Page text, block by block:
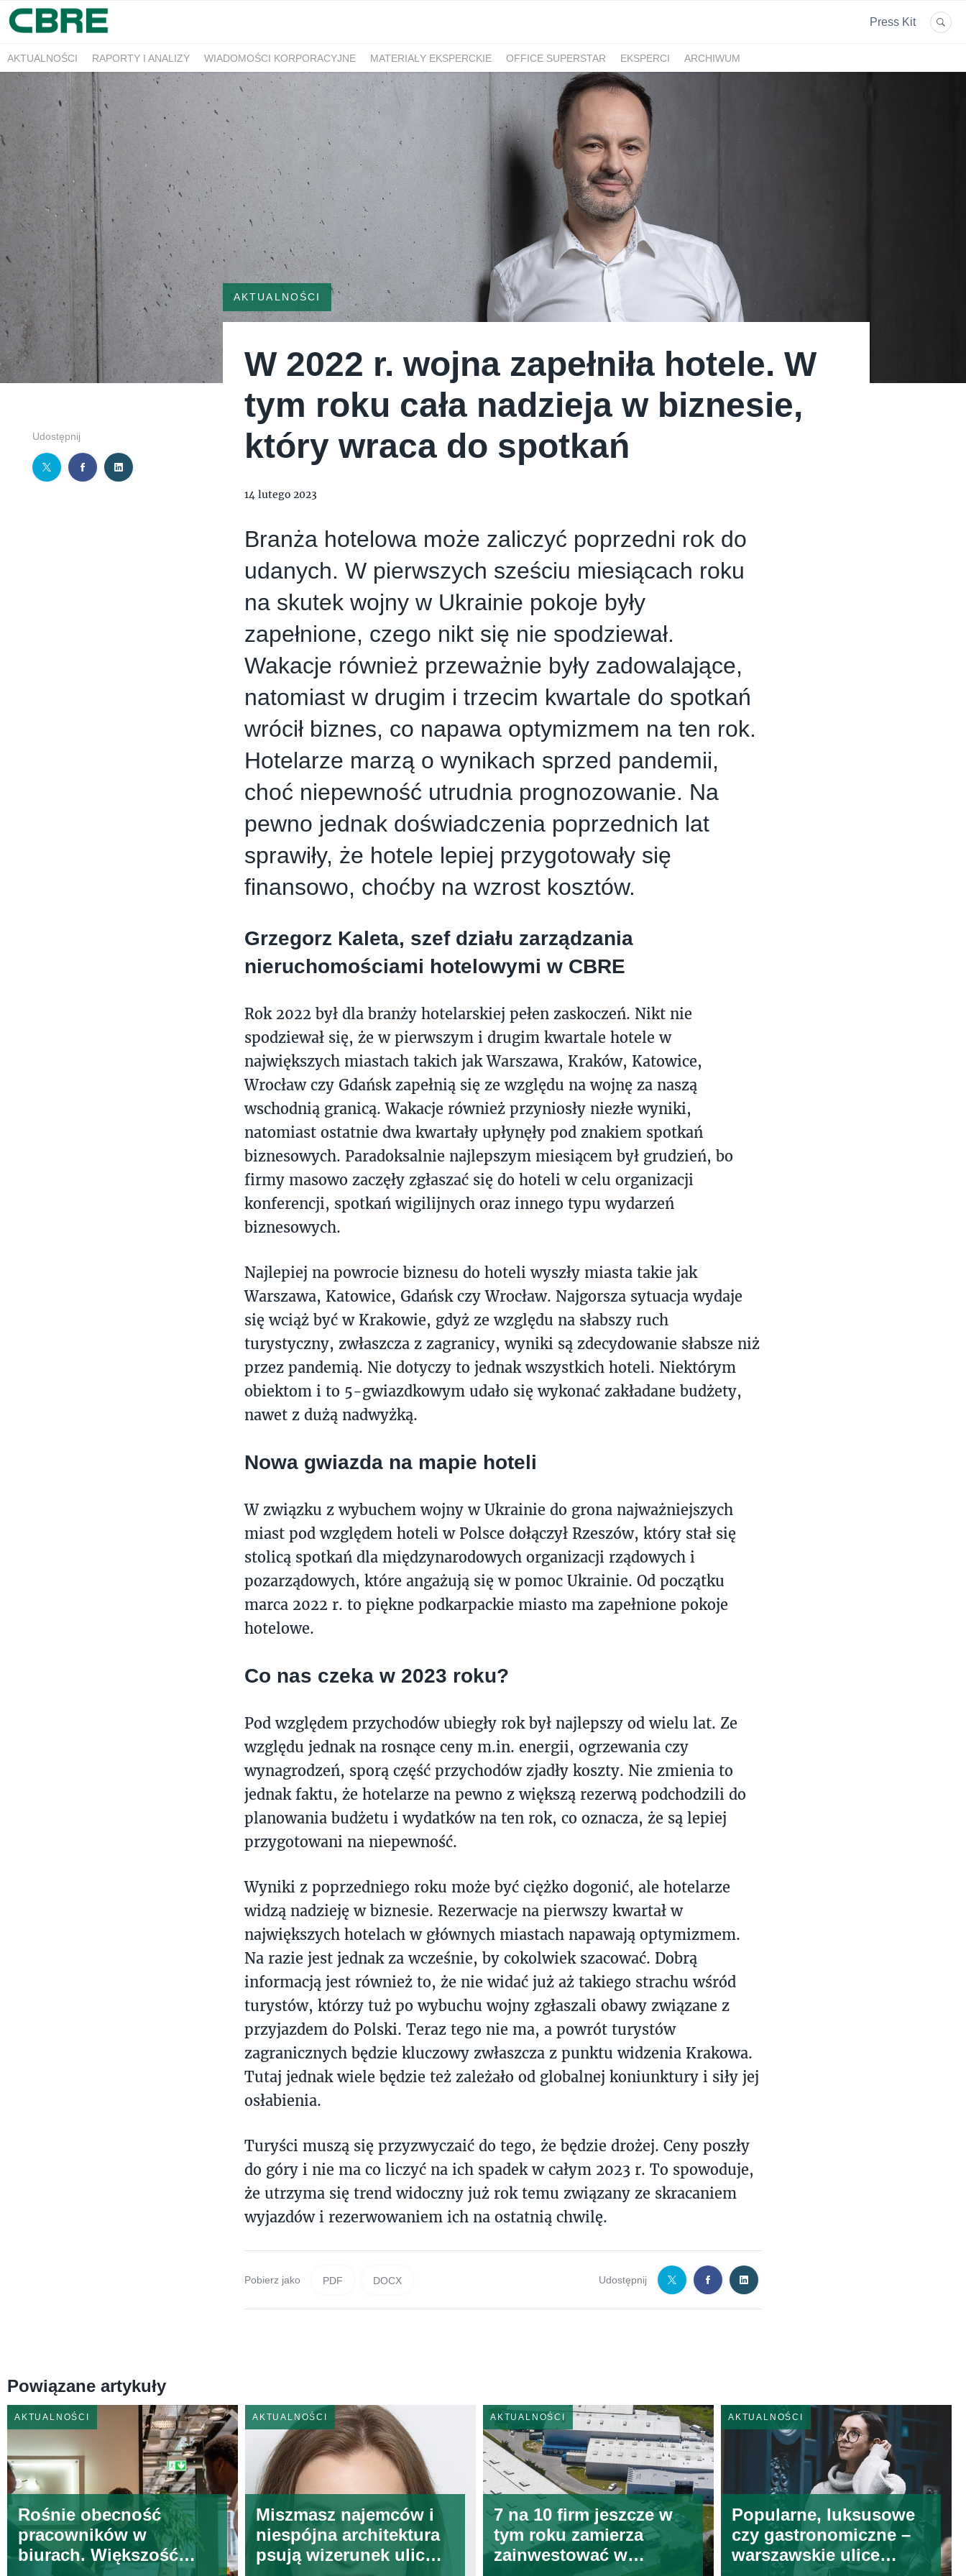
Press Kit
AKTUALNOŚCI RAPORTY I ANALIZY WIADOMOŚCI KORPORACYJNE MATERIAŁY EKSPERCKIE OFFICE SUPERSTAR EKSPERCI ARCHIWUM
Udostępnij
AKTUALNOŚCI
W 2022 r. wojna zapełniła hotele. W
tym roku cała nadzieja w biznesie,
który wraca do spotkań
14 lutego 2023
Branża hotelowa może zaliczyć poprzedni rok do
udanych. W pierwszych sześciu miesiącach roku
na skutek wojny w Ukrainie pokoje były
zapełnione, czego nikt się nie spodziewał.
Wakacje również przeważnie były zadowalające,
natomiast w drugim i trzecim kwartale do spotkań
wrócił biznes, co napawa optymizmem na ten rok.
Hotelarze marzą o wynikach sprzed pandemii,
choć niepewność utrudnia prognozowanie. Na
pewno jednak doświadczenia poprzednich lat
sprawiły, że hotele lepiej przygotowały się
finansowo, choćby na wzrost kosztów.
Grzegorz Kaleta, szef działu zarządzania
nieruchomościami hotelowymi w CBRE
Rok 2022 był dla branży hotelarskiej pełen zaskoczeń. Nikt nie
spodziewał się, że w pierwszym i drugim kwartale hotele w
największych miastach takich jak Warszawa, Kraków, Katowice,
Wrocław czy Gdańsk zapełnią się ze względu na wojnę za naszą
wschodnią granicą. Wakacje również przyniosły niezłe wyniki,
natomiast ostatnie dwa kwartały upłynęły pod znakiem spotkań
biznesowych. Paradoksalnie najlepszym miesiącem był grudzień, bo
firmy masowo zaczęły zgłaszać się do hoteli w celu organizacji
konferencji, spotkań wigilijnych oraz innego typu wydarzeń
biznesowych.
Najlepiej na powrocie biznesu do hoteli wyszły miasta takie jak
Warszawa, Katowice, Gdańsk czy Wrocław. Najgorsza sytuacja wydaje
się wciąż być w Krakowie, gdyż ze względu na słabszy ruch
turystyczny, zwłaszcza z zagranicy, wyniki są zdecydowanie słabsze niż
przez pandemią. Nie dotyczy to jednak wszystkich hoteli. Niektórym
obiektom i to 5-gwiazdkowym udało się wykonać zakładane budżety,
nawet z dużą nadwyżką.
Nowa gwiazda na mapie hoteli
W związku z wybuchem wojny w Ukrainie do grona najważniejszych
miast pod względem hoteli w Polsce dołączył Rzeszów, który stał się
stolicą spotkań dla międzynarodowych organizacji rządowych i
pozarządowych, które angażują się w pomoc Ukrainie. Od początku
marca 2022 r. to piękne podkarpackie miasto ma zapełnione pokoje
hotelowe.
Co nas czeka w 2023 roku?
Pod względem przychodów ubiegły rok był najlepszy od wielu lat. Ze
względu jednak na rosnące ceny m.in. energii, ogrzewania czy
wynagrodzeń, sporą część przychodów zjadły koszty. Nie zmienia to
jednak faktu, że hotelarze na pewno z większą rezerwą podchodzili do
planowania budżetu i wydatków na ten rok, co oznacza, że są lepiej
przygotowani na niepewność.
Wyniki z poprzedniego roku może być ciężko dogonić, ale hotelarze
widzą nadzieję w biznesie. Rezerwacje na pierwszy kwartał w
największych hotelach w głównych miastach napawają optymizmem.
Na razie jest jednak za wcześnie, by cokolwiek szacować. Dobrą
informacją jest również to, że nie widać już aż takiego strachu wśród
turystów, którzy tuż po wybuchu wojny zgłaszali obawy związane z
przyjazdem do Polski. Teraz tego nie ma, a powrót turystów
zagranicznych będzie kluczowy zwłaszcza z punktu widzenia Krakowa.
Tutaj jednak wiele będzie też zależało od globalnej koniunktury i siły jej
osłabienia.
Turyści muszą się przyzwyczaić do tego, że będzie drożej. Ceny poszły
do góry i nie ma co liczyć na ich spadek w całym 2023 r. To spowoduje,
że utrzyma się trend widoczny już rok temu związany ze skracaniem
wyjazdów i rezerwowaniem ich na ostatnią chwilę.
Pobierz jako PDF DOCX Udostępnij
Powiązane artykuły
AKTUALNOŚCI
Rośnie obecność
pracowników w
biurach. Większość
AKTUALNOŚCI
Miszmasz najemców i
niespójna architektura
psują wizerunek ulic
AKTUALNOŚCI
7 na 10 firm jeszcze w
tym roku zamierza
zainwestować w
AKTUALNOŚCI
Popularne, luksusowe
czy gastronomiczne –
warszawskie ulice